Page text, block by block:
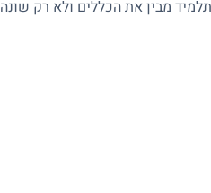
מבין את הכללים ולא רק שונה